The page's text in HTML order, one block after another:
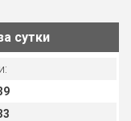
сутки